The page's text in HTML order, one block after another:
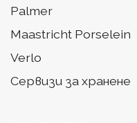
Palmer
Maastricht Porselein
Verlo
Сервизи за хранене